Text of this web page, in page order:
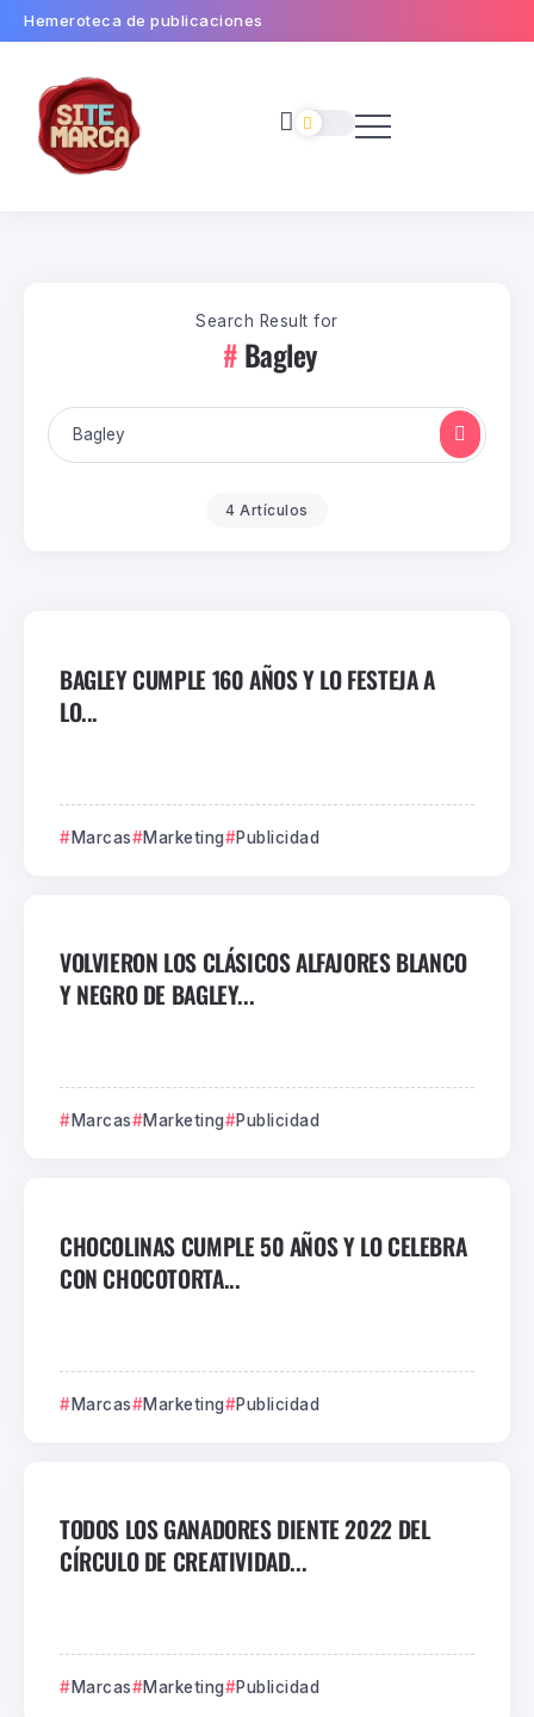
Hemeroteca de publicaciones
Search Result for
Bagley
4 Artículos
BAGLEY CUMPLE 160 AÑOS Y LO FESTEJA A
LO...
Marcas Marketing Publicidad
VOLVIERON LOS CLÁSICOS ALFAJORES BLANCO
Y NEGRO DE BAGLEY...
Marcas Marketing Publicidad
CHOCOLINAS CUMPLE 50 AÑOS Y LO CELEBRA
CON CHOCOTORTA...
Marcas Marketing Publicidad
TODOS LOS GANADORES DIENTE 2022 DEL
CÍRCULO DE CREATIVIDAD...
Marcas Marketing Publicidad